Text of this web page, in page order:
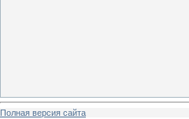
Полная версия сайта